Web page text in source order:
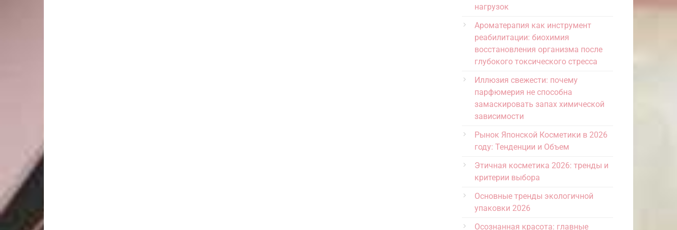
нагрузок
Ароматерапия как инструмент
реабилитации: биохимия
восстановления организма после
глубокого токсического стресса
Иллюзия свежести: почему
парфюмерия не способна
замаскировать запах химической
зависимости
Рынок Японской Косметики в 2026
году: Тенденции и Объем
Этичная косметика 2026: тренды и
критерии выбора
Основные тренды экологичной
упаковки 2026
Осознанная красота: главные